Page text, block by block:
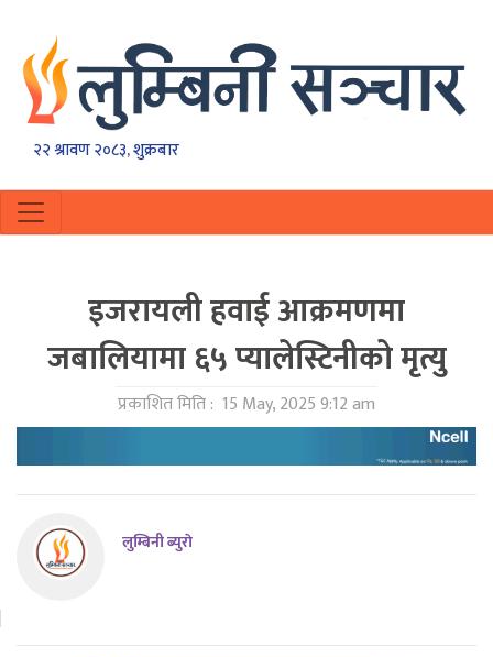
२२ श्रावण २०८३, शुक्रबार
इजरायली हवाई आक्रमणमा
जबालियामा ६५ प्यालेस्टिनीको मृत्यु
प्रकाशित मिति : 15 May, 2025 9:12 am
लुम्बिनी ब्युराे